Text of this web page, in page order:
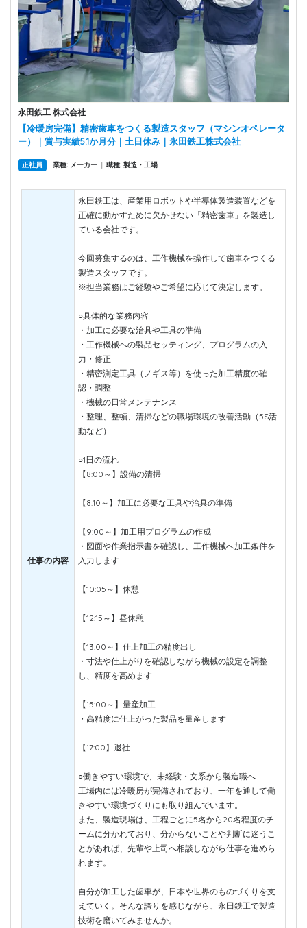
永田鉄工 株式会社
【冷暖房完備】精密歯車をつくる製造スタッフ（マシンオペレータ
ー）｜賞与実績5.1か月分｜土日休み｜永田鉄工株式会社
正社員 業種: メーカー | 職種: 製造・工場
仕事の内容
永田鉄工は、産業用ロボットや半導体製造装置などを
正確に動かすために欠かせない「精密歯車」を製造し
ている会社です。
今回募集するのは、工作機械を操作して歯車をつくる
製造スタッフです。
※担当業務はご経験やご希望に応じて決定します。
○具体的な業務内容
・加工に必要な治具や工具の準備
・工作機械への製品セッティング、プログラムの入
力・修正
・精密測定工具（ノギス等）を使った加工精度の確
認・調整
・機械の日常メンテナンス
・整理、整頓、清掃などの職場環境の改善活動（5S活
動など）
○1日の流れ
【8:00～】設備の清掃
【8:10～】加工に必要な工具や治具の準備
【9:00～】加工用プログラムの作成
・図面や作業指示書を確認し、工作機械へ加工条件を
入力します
【10:05～】休憩
【12:15～】昼休憩
【13:00～】仕上加工の精度出し
・寸法や仕上がりを確認しながら機械の設定を調整
し、精度を高めます
【15:00～】量産加工
・高精度に仕上がった製品を量産します
【17:00】退社
○働きやすい環境で、未経験・文系から製造職へ
工場内には冷暖房が完備されており、一年を通して働
きやすい環境づくりにも取り組んでいます。
また、製造現場は、工程ごとに5名から20名程度のチ
ームに分かれており、分からないことや判断に迷うこ
とがあれば、先輩や上司へ相談しながら仕事を進めら
れます。
自分が加工した歯車が、日本や世界のものづくりを支
えていく。そんな誇りを感じながら、永田鉄工で製造
技術を磨いてみませんか。